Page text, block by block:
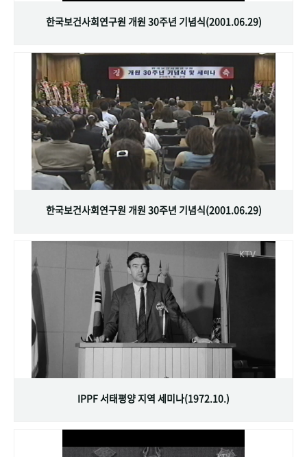
한국보건사회연구원 개원 30주년 기념식(2001.06.29)
한국보건사회연구원 개원 30주년 기념식(2001.06.29)
IPPF 서태평양 지역 세미나(1972.10.)